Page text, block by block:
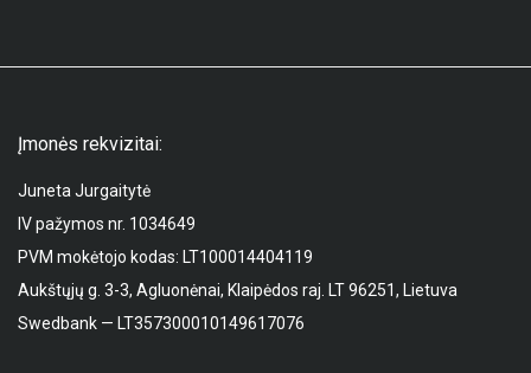
Įmonės rekvizitai:
Juneta Jurgaitytė
IV pažymos nr. 1034649
PVM mokėtojo kodas: LT100014404119
Aukštųjų g. 3-3, Agluonėnai, Klaipėdos raj. LT 96251, Lietuva
Swedbank — LT357300010149617076